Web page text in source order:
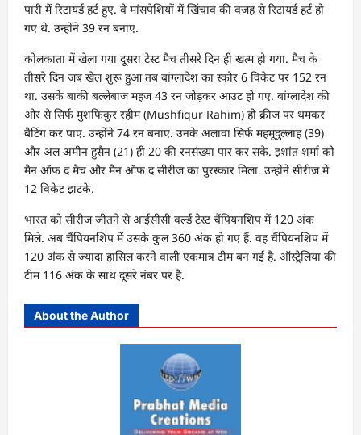
पारी में रिटायर्ड हर्ट हुए. वे मांसपेशियों में खिंचाव की वजह से रिटायर्ड हर्ट हो
गए थे. उन्होंने 39 रन बनाए.
कोलकाता में खेला गया दूसरा टेस्ट मैच तीसरे दिन ही खत्म हो गया. मैच के
तीसरे दिन जब खेल शुरू हुआ तब बांग्लादेश का स्कोर 6 विकेट पर 152 रन
था. उसके बाकी बल्लेबाज महज 43 रन जोड़कर आउट हो गए. बांग्लादेश की
ओर से सिर्फ मुशफिकुर रहीम (Mushfiqur Rahim) ही क्रीज पर थमकर
बैटिंग कर पाए. उन्होंने 74 रन बनाए. उनके अलावा सिर्फ महमूदुल्लाह (39)
और अल अमीन हुसैन (21) ही 20 की रनसंख्या पार कर सके. इशांत शर्मा को
मैन ऑफ द मैच और मैन ऑफ द सीरीज का पुरस्कार मिला. उन्होंने सीरीज में
12 विकेट झटके.
भारत को सीरीज जीतने से आईसीसी वर्ल्ड टेस्ट चैंपियनशिप में 120 अंक
मिले. अब चैंपियनशिप में उसके कुल 360 अंक हो गए हैं. वह चैंपियनशिप में
120 अंक से ज्यादा हासिल करने वाली एकमात्र टीम बन गई है. ऑस्ट्रेलिया की
टीम 116 अंक के साथ दूसरे नंबर पर है.
About the Author